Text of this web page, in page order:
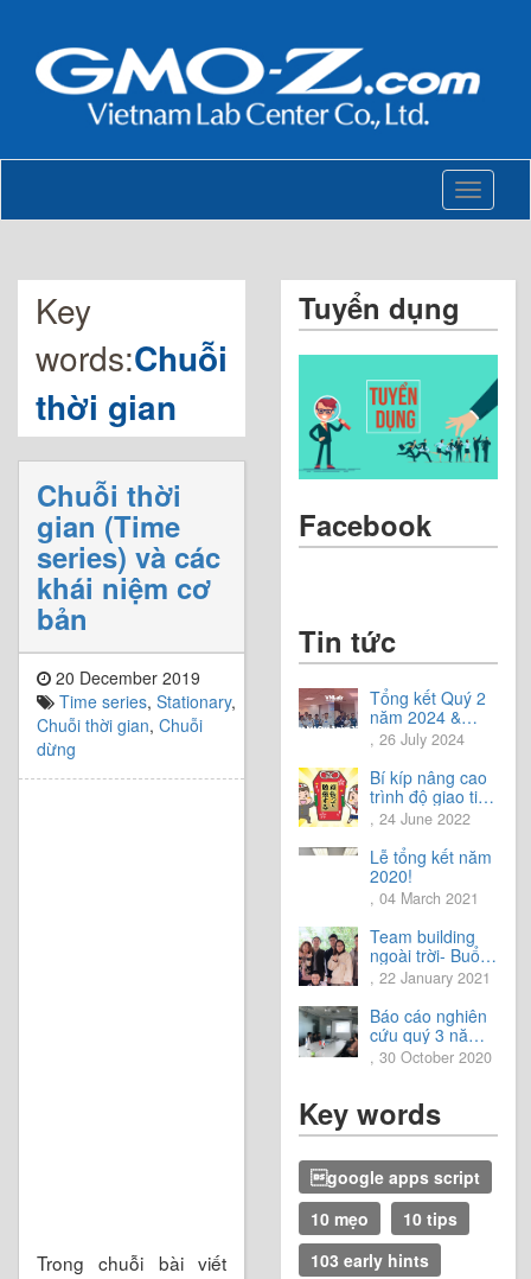
Toggle
Key
words:Chuỗi
thời gian
Chuỗi thời
gian (Time
series) và các
khái niệm cơ
bản
20 December 2019
Time series, Stationary,
Chuỗi thời gian, Chuỗi
dừng
Trong chuỗi bài viết
Tuyển dụng
Facebook
Tin tức
Tổng kết Quý 2
năm 2024 &
Chia sẻ định
hướng Quý 3
năm 2024
, 26 July 2024
Bí kíp nâng cao
trình độ giao tiếp
tiếng Nhật.
, 24 June 2022
Lễ tổng kết năm
2020!
, 04 March 2021
Team building
ngoài trời- Buổi
trải nghiệm tuyệt
vời.
, 22 January 2021
Báo cáo nghiên
cứu quý 3 năm
2020
, 30 October 2020
Key words
google apps script
10 mẹo
10 tips
103 early hints